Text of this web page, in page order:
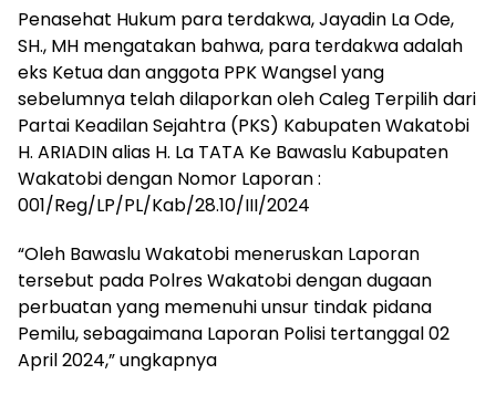
Penasehat Hukum para terdakwa, Jayadin La Ode,
SH., MH mengatakan bahwa, para terdakwa adalah
eks Ketua dan anggota PPK Wangsel yang
sebelumnya telah dilaporkan oleh Caleg Terpilih dari
Partai Keadilan Sejahtra (PKS) Kabupaten Wakatobi
H. ARIADIN alias H. La TATA Ke Bawaslu Kabupaten
Wakatobi dengan Nomor Laporan :
001/Reg/LP/PL/Kab/28.10/III/2024
“Oleh Bawaslu Wakatobi meneruskan Laporan
tersebut pada Polres Wakatobi dengan dugaan
perbuatan yang memenuhi unsur tindak pidana
Pemilu, sebagaimana Laporan Polisi tertanggal 02
April 2024,” ungkapnya